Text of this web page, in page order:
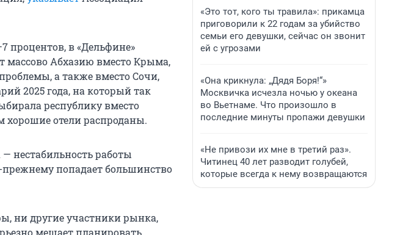
процентов, в «Дельфине»
массово Абхазию вместо Крыма,
а также вместо Сочи,
2025 года, на который так
республику вместо
хорошие отели распроданы.
нестабильность работы
попадает большинство
ни другие участники рынка,
мешает планировать
«Это тот, кого ты травила»: прикамца
приговорили к 22 годам за убийство
семьи его девушки, сейчас он звонит
ей с угрозами
«Она крикнула: „Дядя Боря!“»
Москвичка исчезла ночью у океана
во Вьетнаме. Что произошло в
последние минуты пропажи девушки
«Не привози их мне в третий раз».
Читинец 40 лет разводит голубей,
которые всегда к нему возвращаются